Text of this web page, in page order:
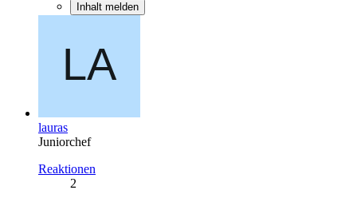
Inhalt melden
lauras
Juniorchef
Reaktionen
2